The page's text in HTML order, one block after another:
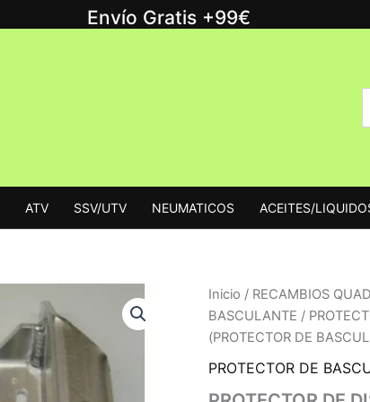
Envío Gratis +99€
ATV SSV/UTV NEUMATICOS ACEITES/
Inicio / RECAMBIOS QUAD
BASCULANTE /
(PROTECTOR DE
PROTECTOR DE